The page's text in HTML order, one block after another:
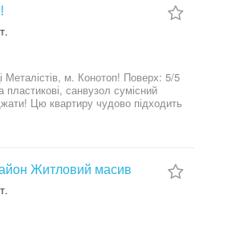
м. Конотоп! Поверх: 5/5
санвузол сумісний
Житловий масив